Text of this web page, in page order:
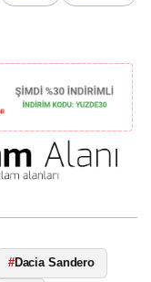
#Dacia Sandero